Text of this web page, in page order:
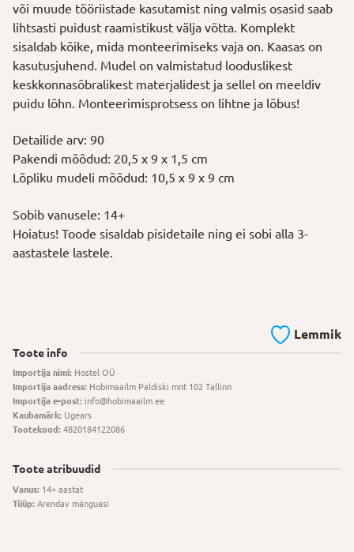
või muude tööriistade kasutamist ning valmis osasid saab
lihtsasti puidust raamistikust välja võtta. Komplekt
sisaldab kõike, mida monteerimiseks vaja on. Kaasas on
kasutusjuhend. Mudel on valmistatud looduslikest
keskkonnasõbralikest materjalidest ja sellel on meeldiv
puidu lõhn. Monteerimisprotsess on lihtne ja lõbus!
Detailide arv: 90
Pakendi mõõdud: 20,5 x 9 x 1,5 cm
Lõpliku mudeli mõõdud: 10,5 x 9 x 9 cm
Sobib vanusele: 14+
Hoiatus! Toode sisaldab pisidetaile ning ei sobi alla 3-
aastastele lastele.
Lemmik
Toote info
Importija nimi: Hostel OÜ
Importija aadress: Hobimaailm Paldiski mnt 102 Tallinn
Importija e-post: info@hobimaailm.ee
Kaubamärk: Ugears
Tootekood: 4820184122086
Toote atribuudid
Vanus: 14+ aastat
Tüüp: Arendav mänguasi